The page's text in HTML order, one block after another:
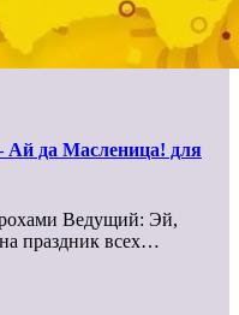
да Масленица! для
Ведущий: Эй,
праздник всех…